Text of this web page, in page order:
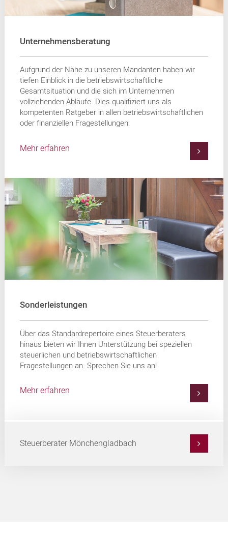
Unternehmensberatung
Aufgrund der Nähe zu unseren Mandanten haben wir
tiefen Einblick in die betriebswirtschaftliche
Gesamtsituation und die sich im Unternehmen
vollziehenden Abläufe. Dies qualifiziert uns als
kompetenten Ratgeber in allen betriebswirtschaftlichen
oder finanziellen Fragestellungen.
Mehr erfahren
Sonderleistungen
Über das Standardrepertoire eines Steuerberaters
hinaus bieten wir Ihnen Unterstützung bei speziellen
steuerlichen und betriebswirtschaftlichen
Fragestellungen an. Sprechen Sie uns an!
Mehr erfahren
Steuerberater Mönchengladbach